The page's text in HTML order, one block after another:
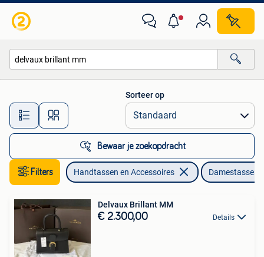
Alle afstanden…
Sorteer op
Bewaar je zoekopdracht
Filters Handtassen en Accessoires Damestassen
Delvaux Brillant MM
€ 2.300,00 Details